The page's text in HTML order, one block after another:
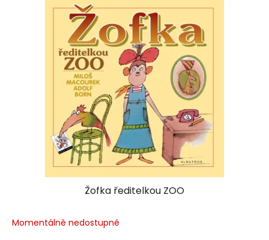
Žofka ředitelkou ZOO
Momentálně nedostupné